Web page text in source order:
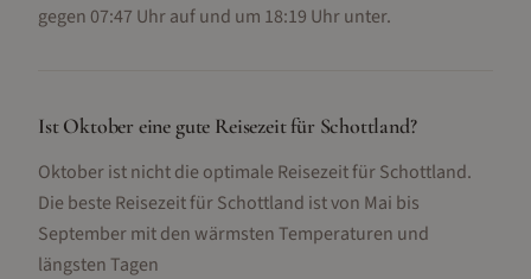
gegen 07:47 Uhr auf und um 18:19 Uhr unter.
Ist Oktober eine gute Reisezeit für Schottland?
Oktober ist nicht die optimale Reisezeit für Schottland.
Die beste Reisezeit für Schottland ist von Mai bis
September mit den wärmsten Temperaturen und
längsten Tagen